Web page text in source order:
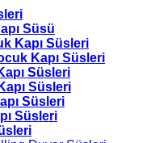
Süsü
Kapı Süsleri
Kapı Süsleri
Süsleri
Süsleri
Süsleri
Süsleri